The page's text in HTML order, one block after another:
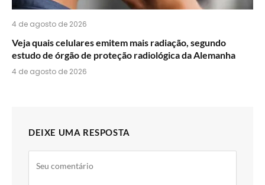
4 de agosto de 2026
Veja quais celulares emitem mais radiação, segundo
estudo de órgão de proteção radiológica da Alemanha
4 de agosto de 2026
DEIXE UMA RESPOSTA